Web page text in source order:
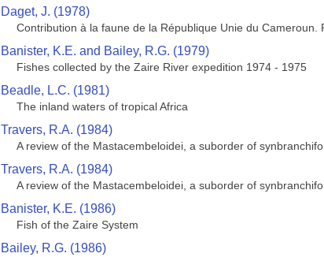
Daget, J. (1978)
Contribution à la faune de la République Unie du
Banister, K.E. and Bailey, R.G. (1979)
Fishes collected by the Zaire River expedition 1974 - 1975
Beadle, L.C. (1981)
The inland waters of tropical Africa
Travers, R.A. (1984)
A review of the Mastacembeloidei, a suborder of
Travers, R.A. (1984)
A review of the Mastacembeloidei, a suborder of
Banister, K.E. (1986)
Fish of the Zaire System
Bailey, R.G. (1986)